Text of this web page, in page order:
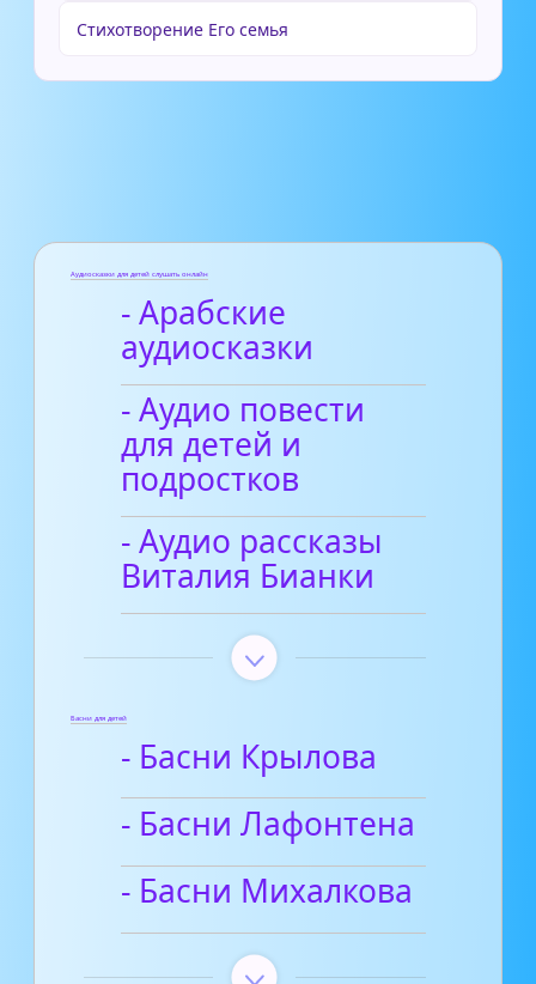
Стихотворение Его семья
Аудиосказки для детей слушать онлайн
- Арабские
аудиосказки
- Аудио повести
для детей и
подростков
- Аудио рассказы
Виталия Бианки
Басни для детей
- Басни Крылова
- Басни Лафонтена
- Басни Михалкова